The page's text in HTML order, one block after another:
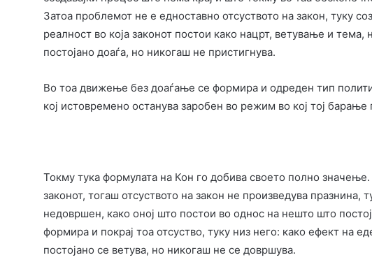
Затоа проблемот не е едноставно отсуството на закон, туку
реалност во која законот постои како нацрт, ветување и
постојано доаѓа, но никогаш не пристигнува.
Во тоа движење без доаѓање се формира и одреден тип
кој истовремено останува заробен во режим во кој тој барање
Токму тука формулата на Кон го добива своето полно
законот, тогаш отсуството на закон не произведува празнина,
недовршен, како оној што постои во однос на нешто што
формира и покрај тоа отсуство, туку низ него: како ефект на
постојано се ветува, но никогаш не се довршува.